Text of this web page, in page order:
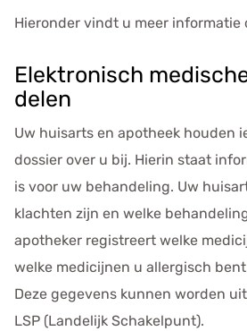
Hieronder vindt u meer informatie
Elektronisch
delen
Uw huisarts en apotheek houden
dossier over u bij. Hierin staat
is voor uw behandeling. Uw
klachten zijn en welke
apotheker registreert welke
welke medicijnen u allergisch
Deze gegevens kunnen worden
LSP (Landelijk Schakelpunt).